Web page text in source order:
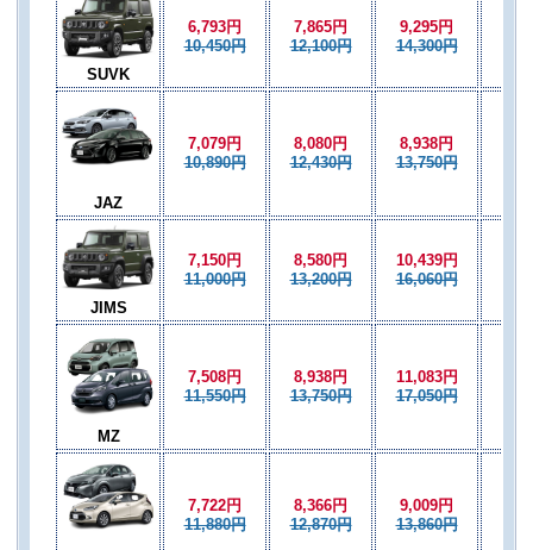
SUVK
6,793円
10,450円
7,865円
12,100円
9,295円
14,300円
JAZ
7,079円
10,890円
8,080円
12,430円
8,938円
13,750円
JIMS
7,150円
11,000円
8,580円
13,200円
10,439円
16,060円
MZ
7,508円
11,550円
8,938円
13,750円
11,083円
17,050円
7,722円
11,880円
8,366円
12,870円
9,009円
13,860円